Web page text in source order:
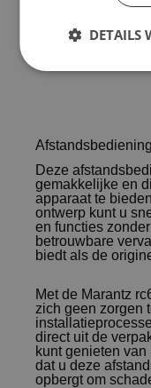
Het werkt direct
Deze
gemakkelijke en
apparaat te
ontwerp kunt u
en functies
betrouwbare
biedt als de
Met de Marantz
zich geen zorgen
direct uit de
kunt genieten
dat u deze
opbergt om
DETAILS